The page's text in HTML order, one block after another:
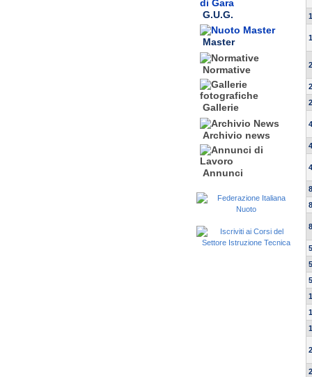
G.U.G.
Master
Normative
Gallerie
Archivio news
Annunci